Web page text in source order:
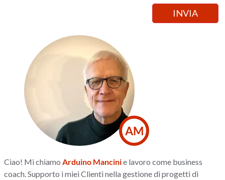
AM
Ciao! Mi chiamo Arduino Mancinie lavoro come business
coach. Supporto i miei Clienti nella gestione di progetti di